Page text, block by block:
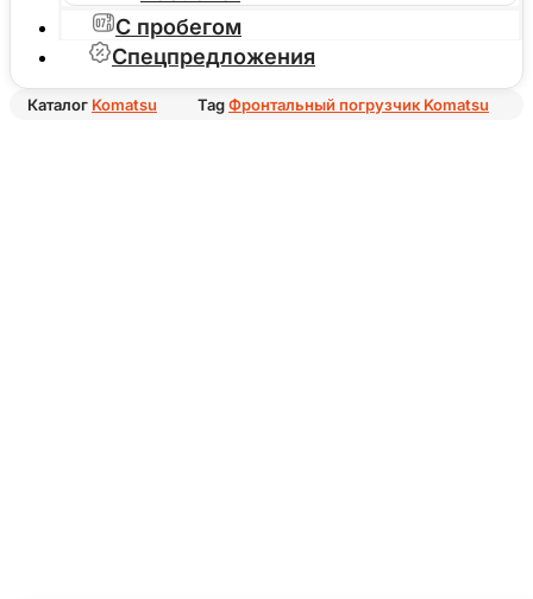
С пробегом
Спецпредложения
Каталог Komatsu TagФронтальный погрузчик Komatsu